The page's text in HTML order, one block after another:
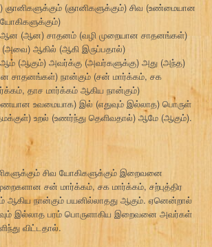
(ஞானிகளுக்கும்) சிவ (உண்மையான
ஆன (ஆன) சாதனம் (வழி முறையான சாதனங்கள்)
(அவை) ஆகில் (ஆகி இருப்பதால்)
(ஆகும்) அவர்க்கு (அவர்களுக்கு) அது (அந்த)
சாதனங்கள்) நான்கும் (சன் மார்க்கம், சக
தாச மார்க்கம் ஆகிய நான்கும்)
உவமையாக) இல் (எதுவும் இல்லாத) பொருள்
உறல் (உணர்ந்து தெளிவதால்) ஆமே (ஆகும்).
சிவ யோகிகளுக்கும் இறைவனை
சன் மார்க்கம், சக மார்க்கம், சற்புத்திர
ஆகிய நான்கும் பயனில்லாதது ஆகும். ஏனென்றால்
இல்லாத பரம் பொருளாகிய இறைவனை அவர்கள்
விட்டதால்.